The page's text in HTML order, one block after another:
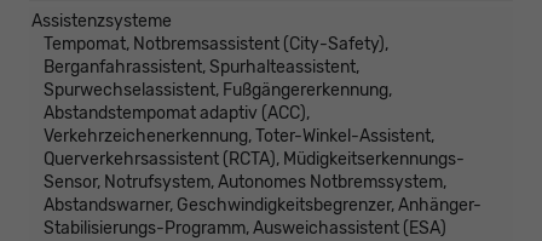
Assistenzsysteme
Tempomat, Notbremsassistent (City-Safety),
Berganfahrassistent, Spurhalteassistent,
Spurwechselassistent, Fußgängererkennung,
Abstandstempomat adaptiv (ACC),
Verkehrzeichenerkennung, Toter-Winkel-Assistent,
Querverkehrsassistent (RCTA), Müdigkeitserkennungs-
Sensor, Notrufsystem, Autonomes Notbremssystem,
Abstandswarner, Geschwindigkeitsbegrenzer, Anhänger-
Stabilisierungs-Programm, Ausweichassistent (ESA)